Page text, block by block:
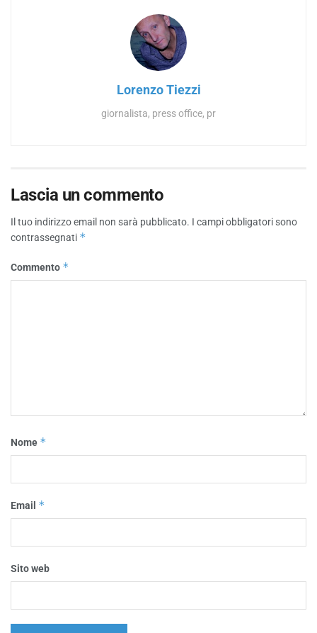
Lorenzo Tiezzi
giornalista, press office, pr
Lascia un commento
Il tuo indirizzo email non sarà pubblicato. I campi obbligatori sono
contrassegnati *
Commento *
Nome *
Email *
Sito web